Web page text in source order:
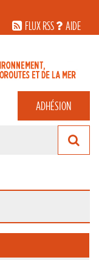
FLUX RSS
AIDE
ADHÉSION